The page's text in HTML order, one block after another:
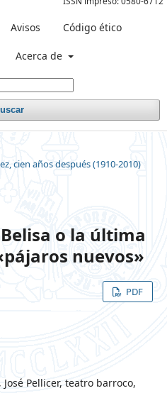
Avisos Código ético
Acerca de
cien años después (1910-2010)
o la última
nuevos»
PDF
José Pellicer, teatro barroco,